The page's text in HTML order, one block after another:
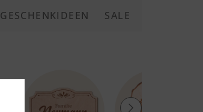
GESCHENKIDEEN SALE